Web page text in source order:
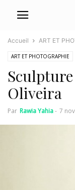
Accueil ART ET
ART ET PHOTOGRAPHIE
Oliveira
Par Rawia Yahia- 7